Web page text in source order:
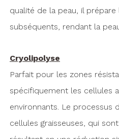
qualité de la peau, il
subséquents, rendant la
Cryolipolyse
Parfait pour les zones
spécifiquement les cellules
environnants. Le
cellules graisseuses, qui